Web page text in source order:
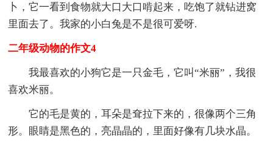
卜，它一看到食物就大口大口啃起来，吃饱了就钻进窝
里面去了。我家的小白兔是不是很可爱呀.
二年级动物的作文4
我最喜欢的小狗它是一只金毛，它叫“米丽”，我很
喜欢米丽。
它的毛是黄的，耳朵是耷拉下来的，很像两个三角
形。眼睛是黑色的，亮晶晶的，里面好像有几块水晶。